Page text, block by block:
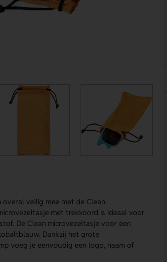
overal veilig mee met de Clean
met trekkoord is ideaal voor
De Clean microvezeltasje voor een
Dankzij het grote
voeg je eenvoudig een logo, naam of